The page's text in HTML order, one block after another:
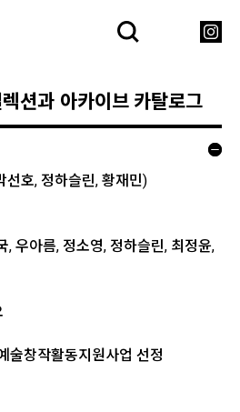
과 아카이브 카탈로그
호, 정하슬린, 황재민)
, 우아름, 정소영, 정하슬린, 최정윤,
술창작활동지원사업 선정